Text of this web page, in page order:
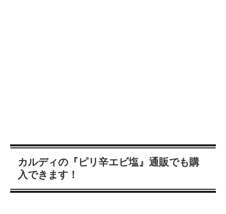
カルディの『ピリ辛エビ塩』通販でも購
入できます！